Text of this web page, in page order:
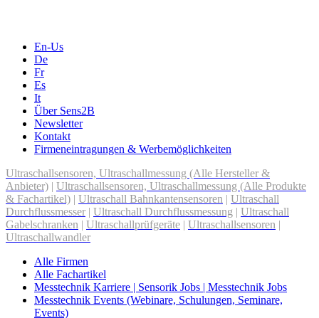
En-Us
De
Fr
Es
It
Über Sens2B
Newsletter
Kontakt
Firmeneintragungen & Werbemöglichkeiten
Ultraschallsensoren, Ultraschallmessung (Alle Hersteller &
Anbieter) | Ultraschallsensoren, Ultraschallmessung (Alle Produkte
& Fachartikel) | Ultraschall Bahnkantensensoren | Ultraschall
Durchflussmesser | Ultraschall Durchflussmessung | Ultraschall
Gabelschranken | Ultraschallprüfgeräte | Ultraschallsensoren |
Ultraschallwandler
Alle Firmen
Alle Fachartikel
Messtechnik Karriere | Sensorik Jobs | Messtechnik Jobs
Messtechnik Events (Webinare, Schulungen, Seminare,
Events)